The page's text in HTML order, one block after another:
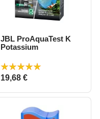
JBL ProAquaTest K
Potassium
Prix
19,68 €